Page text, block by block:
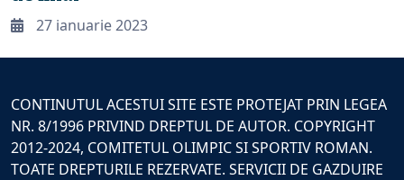
27 ianuarie 2023
CONTINUTUL ACESTUI SITE ESTE PROTEJAT PRIN LEGEA
NR. 8/1996 PRIVIND DREPTUL DE AUTOR. COPYRIGHT
2012-2024, COMITETUL OLIMPIC SI SPORTIV ROMAN.
TOATE DREPTURILE REZERVATE. SERVICII DE GAZDUIRE